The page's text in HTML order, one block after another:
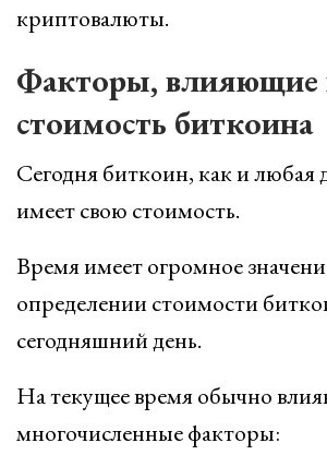
криптовалюты.
Факторы, влияющие
стоимость биткоина
Сегодня биткоин, как и любая
имеет свою стоимость.
Время имеет огромное
определении стоимости
сегодняшний день.
На текущее время обычно
многочисленные факторы: